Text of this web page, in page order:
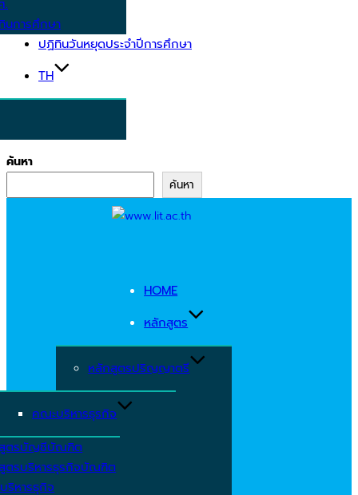
.
นการศึกษา
ปฏิทินวันหยุดประจำปีการศึกษา
TH
ค้นหา
ค้นหา
HOME
หลักสูตร
หลักสูตรปริญญาตรี
คณะบริหารธุรกิจ
ตรบัญชีบัณฑิต
ตรบริหารธุรกิจบัณฑิต
ริหารธุกิจ